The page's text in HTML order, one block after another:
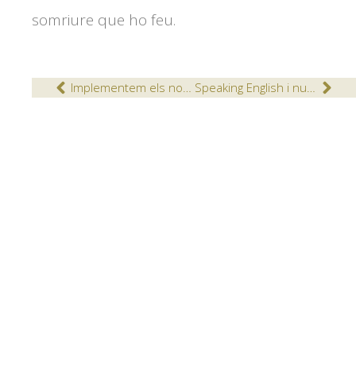
somriure que ho feu.
Implementem els nostres projectes a la Llar d’Infants del Col·legi Speaking English i nursery School!